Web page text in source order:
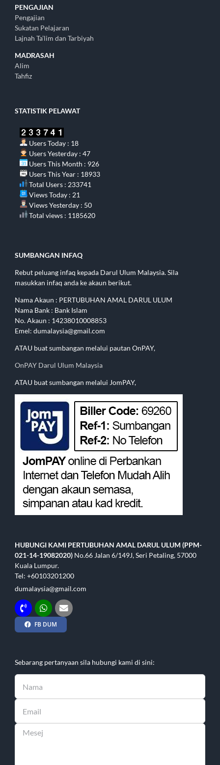
PENGAJIAN
Pengajian
Sukatan Pelajaran
Lajnah Ta’lim dan Tarbiyah
MADRASAH
Alim
Tahfiz
STATISTIK PELAWAT
Users Today : 18
Users Yesterday : 47
Users This Month : 926
Users This Year : 18933
Total Users : 233741
Views Today : 21
Views Yesterday : 50
Total views : 1185620
SUMBANGAN INFAQ
Rebut peluang infaq kepada Darul Ulum Malaysia. Sila
masukkan infaq anda ke akaun berikut.
Nama Akaun : PERTUBUHAN AMAL DARUL ULUM
Nama Bank : Bank Islam
No. Akaun : 14238010008853
Emel: dumalaysia@gmail.com
ATAU buat sumbangan melalui pautan OnPAY,
OnPAY Darul Ulum Malaysia
ATAU buat sumbangan melalui JomPAY,
HUBUNGI KAMI PERTUBUHAN AMAL DARUL ULUM (PPM-
021-14-19082020) No.66 Jalan 6/149J, Seri Petaling, 57000
Kuala Lumpur.
Tel: +60103201200
dumalaysia@gmail.com
FB DUM
Sebarang pertanyaan sila hubungi kami di sini: